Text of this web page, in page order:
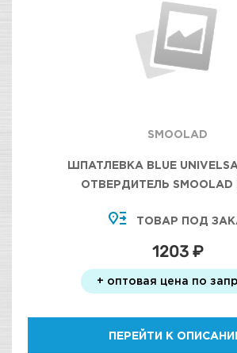
SMOOLAD
ШПАТЛЕВКА BLUE
ОТВЕРДИТЕЛЬ SMOOLAD
ТОВАР ПОД
1203 ₽
+ оптовая цена по
ПЕРЕЙТИ К